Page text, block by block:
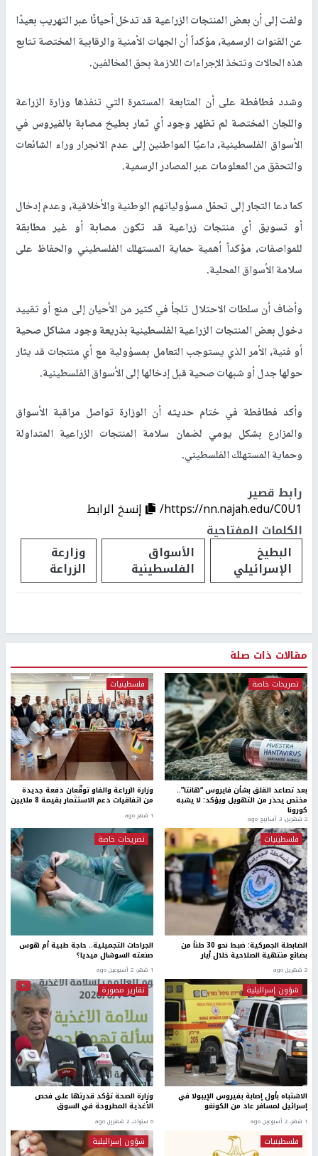
ولفت إلى أن بعض المنتجات الزراعية قد تدخل أحيانًا عبر التهريب بعيدًا
عن القنوات الرسمية، مؤكداً أن الجهات الأمنية والرقابية المختصة تتابع
هذه الحالات وتتخذ الإجراءات اللازمة بحق المخالفين.
وشدد فطافطة على أن المتابعة المستمرة التي تنفذها وزارة الزراعة
واللجان المختصة لم تظهر وجود أي ثمار بطيخ مصابة بالفيروس في
الأسواق الفلسطينية، داعيًا المواطنين إلى عدم الانجرار وراء الشائعات
والتحقق من المعلومات عبر المصادر الرسمية.
كما دعا التجار إلى تحمّل مسؤولياتهم الوطنية والأخلاقية، وعدم إدخال
أو تسويق أي منتجات زراعية قد تكون مصابة أو غير مطابقة
للمواصفات، مؤكداً أهمية حماية المستهلك الفلسطيني والحفاظ على
سلامة الأسواق المحلية.
وأضاف أن سلطات الاحتلال تلجأ في كثير من الأحيان إلى منع أو تقييد
دخول بعض المنتجات الزراعية الفلسطينية بذريعة وجود مشاكل صحية
أو فنية، الأمر الذي يستوجب التعامل بمسؤولية مع أي منتجات قد يثار
حولها جدل أو شبهات صحية قبل إدخالها إلى الأسواق الفلسطينية.
وأكد فطافطة في ختام حديثه أن الوزارة تواصل مراقبة الأسواق
والمزارع بشكل يومي لضمان سلامة المنتجات الزراعية المتداولة
وحماية المستهلك الفلسطيني.
رابط قصير
https://nn.najah.edu/C0U1/
إنسخ الرابط
الكلمات المفتاحية
البطيخ
الإسرائيلي
الأسواق
الفلسطينية
وزارعة
الزراعة
مقالات ذات صلة
تصريحات خاصة
بعد تصاعد القلق بشأن فايروس “هانتا”..
مختص يحذر من التهويل ويؤكد: لا يشبه
كورونا
2 شهرين، 3 أسابيع ago
فلسطينيات
وزارة الزراعة والفاو توقّعان دفعة جديدة
من اتفاقيات دعم الاستثمار بقيمة 8 ملايين
1 شهر ago
فلسطينيات
الضابطة الجمركية: ضبط نحو 30 طناً من
بضائع منتهية الصلاحية خلال أيار
2 شهرين ago
تصريحات خاصة
الجراحات التجميلية.. حاجة طبية أم هوس
صنعته السوشال ميديا؟
1 شهر، 2 أسبوعين ago
شؤون إسرائيلية
الاشتباه بأول إصابة بفيروس الإيبولا في
إسرائيل لمسافر عاد من الكونغو
1 شهر، 2 أسبوعين ago
تقارير مصورة
وزارة الصحة تؤكد قدرتها على فحص
الأغذية المطروحة في السوق
6 سنوات، 2 شهرين ago
فلسطينيات شؤون إسرائيلية